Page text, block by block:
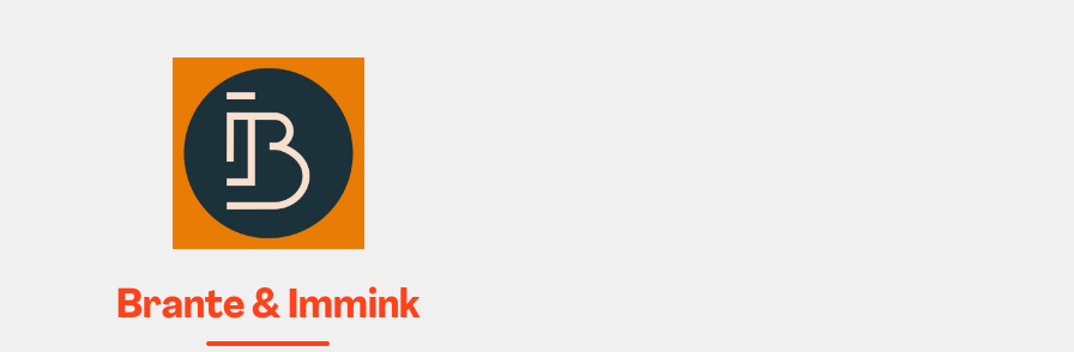
Brante & Immink